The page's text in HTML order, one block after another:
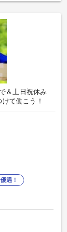
＆土日祝休み
て働こう！
遇！